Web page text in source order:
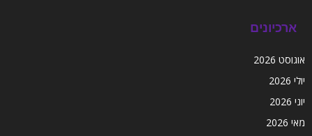
ארכיונים
אוגוסט 2026
יולי 2026
יוני 2026
מאי 2026